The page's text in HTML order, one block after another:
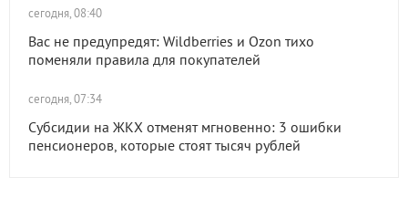
сегодня, 08:40
Вас не предупредят: Wildberries и Ozon тихо
поменяли правила для покупателей
сегодня, 07:34
Субсидии на ЖКХ отменят мгновенно: 3 ошибки
пенсионеров, которые стоят тысяч рублей